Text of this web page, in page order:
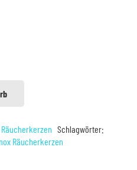
Räucherkerzen Schlagwörter:
Räucherkerzen